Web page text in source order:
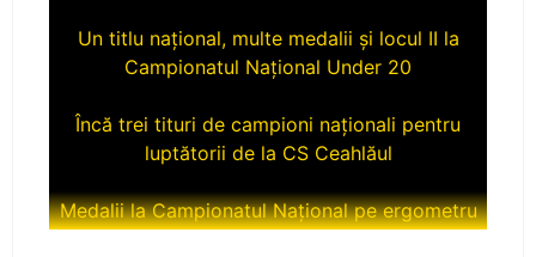
Un titlu național, multe medalii și locul II la
Campionatul Național Under 20
Încă trei tituri de campioni naționali pentru
luptătorii de la CS Ceahlăul
Medalii la Campionatul Național pe ergometru